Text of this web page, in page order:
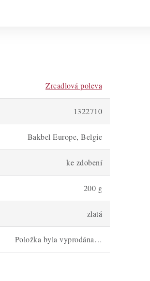
Zrcadlová poleva
1322710
Bakbel Europe, Belgie
ke zdobení
200 g
zlatá
Položka byla vyprodána…